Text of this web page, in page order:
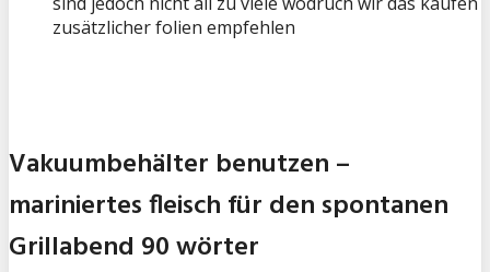
zusätzlicher folien empfehlen
Vakuumbehälter benutzen –
mariniertes fleisch für den spontanen
Grillabend 90 wörter